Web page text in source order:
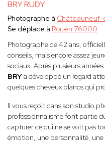
BRY RUDY
Photographe à Châteauneuf-
Se déplace à Rouen 76000
Photographe de 42 ans,
conseils, mais encore assez
sociaux. Après plusieurs
BRYa développé un regard
quelques cheveux blancs qui
Il vous reçoit dans son studio
professionnalisme font partie
capturer ce qui ne se voit pas
émotion, une personnalité, une